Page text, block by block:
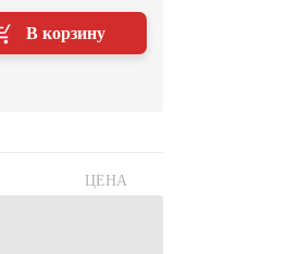
В корзину
ЦЕНА